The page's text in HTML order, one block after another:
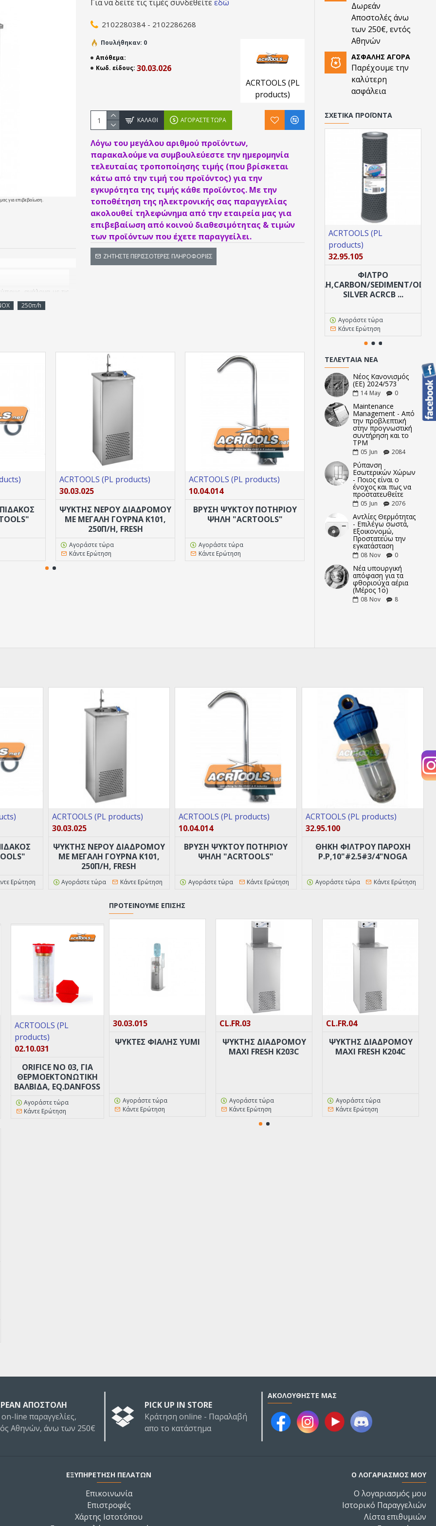
μας για επιβεβαίωση.
ανάλογα με τις
κλπ.
8 Ø260x180
και πίδακα
από
δοχείου
σωλήνα. Στη
μέρος. Όλο το
υγρού R-134α
ανεμιστήρα
220V/ 50-60
σύμφωνα με
Για να δείτε τις τιμές συνδεθείτεεδώ
2102280384 - 2102286268
Απόθεμα:
Κωδ. είδους: 30.03.026
ACRTOOLS (PL
products)
Πουλήθηκαν: 0
ΚΑΛΆΘΙ ΑΓΟΡΆΣΤΕ ΤΏΡΑ
ΖΗΤΉΣΤΕ ΠΕΡΙΣΣΌΤΕΡΕΣ ΠΛΗΡΟΦΟΡΊΕΣ
Λόγω του μεγάλου αριθμού προϊόντων,
παρακαλούμε να συμβουλεύεστε την ημερομηνία
τελευταίας τροποποίησης τιμής (που βρίσκεται
κάτω από την τιμή του προϊόντος) για την
εγκυρότητα της τιμής κάθε προϊόντος. Με την
τοποθέτηση της ηλεκτρονικής σας παραγγελίας
ακολουθεί τηλεφώνημα από την εταιρεία μας για
επιβεβαίωση από κοινού διαθεσιμότητας & τιμών
των προϊόντων που έχετε παραγγείλει.
250π/h
ACRTOOLS (PL products)
30.03.025
ΨΥΚΤΗΣ ΝΕΡΟΥ ΔΙΑΔΡΟΜΟΥ
ΜΕ ΜΕΓΑΛΗ ΓΟΥΡΝΑ Κ101,
250Π/H, FRESH
Αγοράστε τώρα
Κάντε Ερώτηση
ACRTOOLS (PL products)
10.04.014
ΒΡΥΣΗ ΨΥΚΤΟΥ ΠΟΤΗΡΙΟΥ
ΨΗΛΗ "ACRTOOLS"
Αγοράστε τώρα
Κάντε Ερώτηση
ACRTOOLS (PL products)
ΘΗΚΗ ΦΙΛΤΡΟΥ ΠΑΡΟΧΗ
Ρ.Ρ,10"#2.5#3/4"NOGA
Αγοράστε τώρα
Κάντε Ερώτηση
Δωρεάν
Αποστολές άνω
των 250€, εντός
Αθηνών
ΑΣΦΑΛΉΣ ΑΓΟΡΆ
Παρέχουμε την
καλύτερη
ασφάλεια
ΣΧΕΤΙΚΆ ΠΡΟΪΌΝΤΑ
ACRTOOLS (PL
products)
32.95.105
ΦΙΛΤΡΟ
3ΠΛΗ,CARBON/SEDIMENT/ODOR
SILVER ACRCB ...
Αγοράστε τώρα
Κάντε Ερώτηση
ΤΕΛΕΥΤΑΊΑ ΝΈΑ
Νέος Κανονισμός
(ΕΕ) 2024/573
14 May 0
Maintenance
Management - Από
την προβλεπτική
στην προγνωστική
συντήρηση και το
TPM
05 Jun 2084
Ρύπανση
Εσωτερικών Χώρων
- Ποιος είναι ο
ένοχος και πως να
προστατευθείτε
05 Jun 2076
Αντλίες Θερμότητας
- Επιλέγω σωστά,
Εξοικονομώ,
Προστατεύω την
εγκατάσταση
08 Nov 0
Νέα υπουργική
απόφαση για τα
φθοριούχα αέρια
(Μέρος 1ο)
08 Nov 8
Ερώτηση
ACRTOOLS (PL products)
30.03.025
ΨΥΚΤΗΣ ΝΕΡΟΥ ΔΙΑΔΡΟΜΟΥ
ΜΕ ΜΕΓΑΛΗ ΓΟΥΡΝΑ Κ101,
250Π/H, FRESH
Αγοράστε τώρα Κάντε Ερώτηση
ACRTOOLS (PL products)
10.04.014
ΒΡΥΣΗ ΨΥΚΤΟΥ ΠΟΤΗΡΙΟΥ
ΨΗΛΗ "ACRTOOLS"
Αγοράστε τώρα Κάντε Ερώτηση
ACRTOOLS (PL products)
32.95.100
ΘΗΚΗ ΦΙΛΤΡΟΥ ΠΑΡΟΧΗ
Ρ.Ρ,10"#2.5#3/4"NOGA
Αγοράστε τώρα Κάντε Ερώτηση
ACRTOOLS (PL
products)
02.10.031
ORIFICE ΝO 03, ΓΙΑ
ΘΕΡΜΟΕΚΤΟΝΩΤΙΚΉ
ΒΑΛΒΊΔΑ, EQ.DANFOSS
Αγοράστε τώρα
Κάντε Ερώτηση
ΠΡΟΤΕΊΝΟΥΜΕ ΕΠΊΣΗΣ
30.03.015
ΨΥΚΤΕΣ ΦΙΑΛΗΣ YUMI
Αγοράστε τώρα
Κάντε Ερώτηση
CL.FR.03
ΨΥΚΤΗΣ ΔΙΑΔΡΟΜΟΥ
MAXI FRESH K203C
Αγοράστε τώρα
Κάντε Ερώτηση
CL.FR.04
ΨΥΚΤΗΣ ΔΙΑΔΡΟΜΟΥ
MAXI FRESH K204C
Αγοράστε τώρα
Κάντε Ερώτηση
ΑΠΟΣΤΟΛΗ
on-line παραγγελίες,
Αθηνών, άνω των 250€
PICK UP IN STORE
Κράτηση online - Παραλαβή
απο το κατάστημα
ΑΚΟΛΟΥΘΉΣΤΕ ΜΑΣ
ΕΞΥΠΗΡΕΤΗΣΗ ΠΕΛΑΤΩΝ
Επικοινωνία
Επιστροφές
Χάρτης Ιστοτόπου
Ο ΛΟΓΑΡΙΑΣΜΌΣ ΜΟΥ
Ο λογαριασμός μου
Ιστορικό Παραγγελιών
Λίστα επιθυμιών